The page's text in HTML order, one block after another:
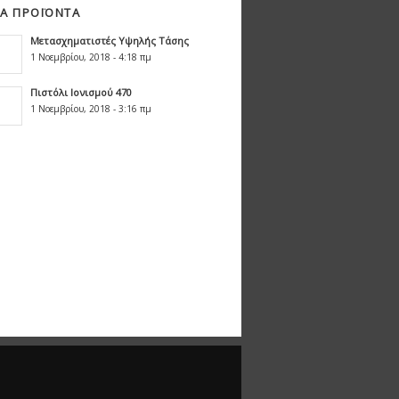
ΠΡΟΪΌΝΤΑ
Μετασχηματιστές Υψηλής Τάσης
1 Νοεμβρίου, 2018 - 4:18 πμ
Πιστόλι Ιονισμού 470
1 Νοεμβρίου, 2018 - 3:16 πμ